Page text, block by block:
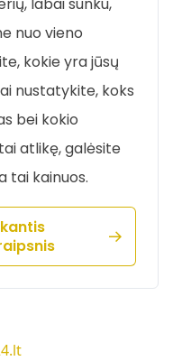
nuo vieno
kokie yra jūsų
nustatykite, koks
bei kokio
atlikę, galėsite
tai kainuos.